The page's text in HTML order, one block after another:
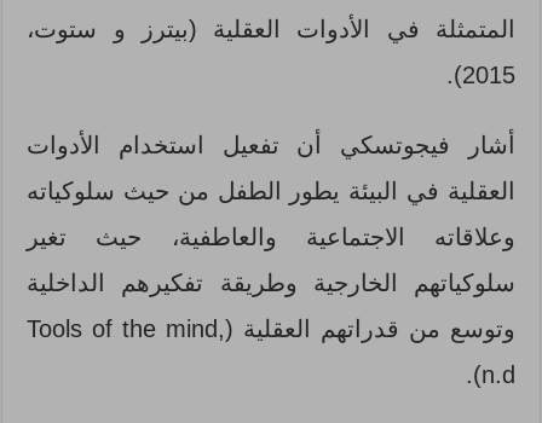
المتمثلة في الأدوات العقلية (بيترز و ستوت،
2015).
أشار فيجوتسكي أن تفعيل استخدام الأدوات
العقلية في البيئة يطور الطفل من حيث سلوكياته
وعلاقاته الاجتماعية والعاطفية، حيث تغير
سلوكياتهم الخارجية وطريقة تفكيرهم الداخلية
وتوسع من قدراتهم العقلية (Tools of the mind,
n.d).